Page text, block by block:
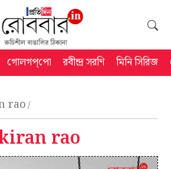
গোলগপ্‌পো রবীন্দ্র সরণি মিনি সিরিজ
rao
rao